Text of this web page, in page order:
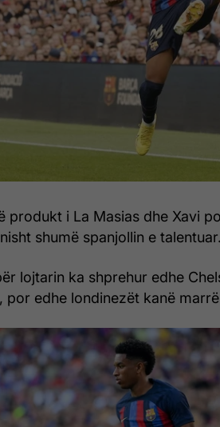
produkt i La Masias dhe Xavi
shumë spanjollin e talentuar.
lojtarin ka shprehur edhe
por edhe londinezët kanë